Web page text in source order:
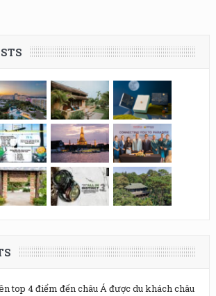
top 4 điểm đến châu Á được du khách châu